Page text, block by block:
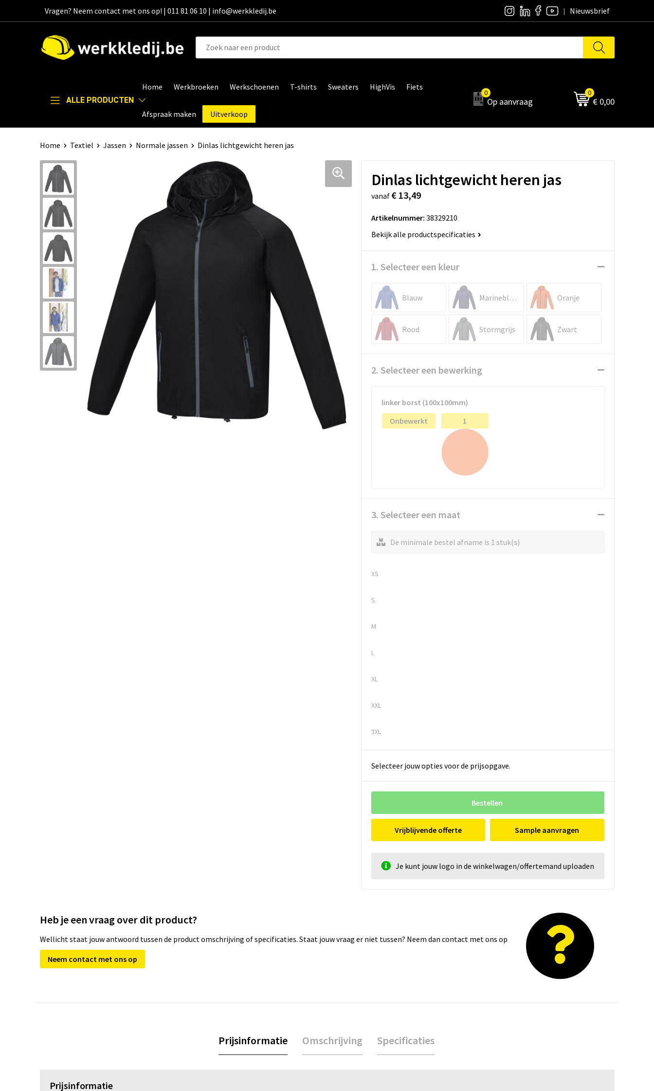
Vragen? Neem contact met ons op! | 011 81 06 10 | info@werkkledij.be Nieuwsbrief
ALLE PRODUCTEN
Home Werkbroeken Werkschoenen T-shirts Sweaters HighVis Fiets
Afspraak maken Uitverkoop
0
Op aanvraag
0
€ 0,00
Home Textiel Jassen Normale jassen Dinlas lichtgewicht heren jas
Dinlas lichtgewicht heren jas
vanaf € 13,49
Artikelnummer: 38329210
Bekijk alle productspecificaties
1. Selecteer een kleur
Blauw Marineblauw Oranje
Rood Stormgrijs Zwart
2. Selecteer een bewerking
linker borst (100x100mm)
Onbewerkt
1
3. Selecteer een maat
De minimale bestel afname is 1 stuk(s)
XS
S
M
L
XL
XXL
3XL
Selecteer jouw opties voor de prijsopgave.
Bestellen
Vrijblijvende offerte Sample aanvragen
Je kunt jouw logo in de winkelwagen/offertemand uploaden
Heb je een vraag over dit product?
Wellicht staat jouw antwoord tussen de product omschrijving of specificaties. Staat jouw vraag er niet tussen? Neem dan contact met ons op
Neem contact met ons op
Prijsinformatie Omschrijving Specificaties
Prijsinformatie